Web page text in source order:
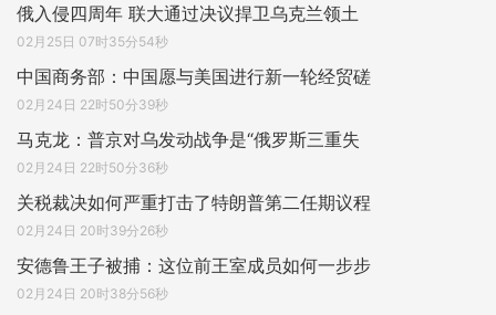
俄入侵四周年 联大通过决议捍卫乌克兰领土
02月25日 07时35分54秒
中国商务部：中国愿与美国进行新一轮经贸磋
02月24日 22时50分39秒
马克龙：普京对乌发动战争是“俄罗斯三重失
02月24日 22时50分36秒
关税裁决如何严重打击了特朗普第二任期议程
02月24日 20时39分26秒
安德鲁王子被捕：这位前王室成员如何一步步
02月24日 20时38分56秒